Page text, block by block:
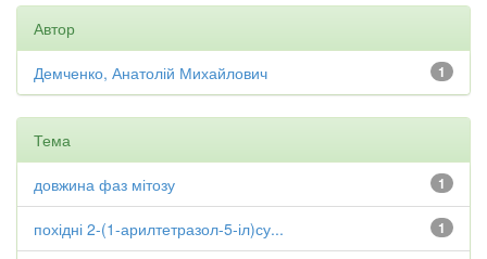
Автор
1
Демченко, Анатолій Михайлович
Тема
1
довжина фаз мітозу
1
похідні 2-(1-арилтетразол-5-іл)су...